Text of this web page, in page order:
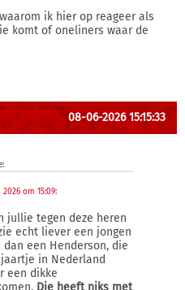
ik hier op reageer als
komt of oneliners waar de
08-06-2026 15:15:33
om 15:09:
jullie tegen deze heren
echt liever een jongen
een Henderson, die
in Nederland
een dikke
Die heeft niks met